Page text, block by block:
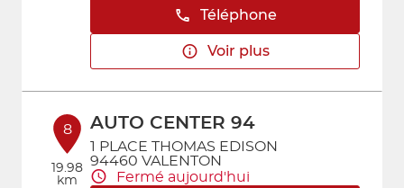
Téléphone
Voir plus
8
19.98
km
AUTO CENTER 94
1 PLACE THOMAS EDISON
94460 VALENTON
Fermé aujourd'hui